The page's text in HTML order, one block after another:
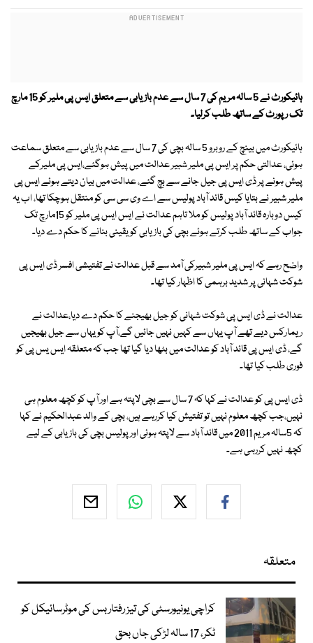
ہائیکورٹ نے 5 سالہ مریم کی 7 سال سے عدم بازیابی سے متعلق ایس پی ملیر کو 15 مارچ
تک رپورٹ کے ساتھ طلب کرلیا۔
ہائیکورٹ میں بینچ کے روبرو 5 سالہ بچی کی 7 سال سے عدم بازیابی سے متعلق سماعت
ہوئی، عدالتی حکم پر ایس پی ملیر شبیر عدالت میں پیش ہوگئے،ایس پی ملیرکے
پیش ہونے پر ڈی ایس پی جیل جانے سے بچ گئے، عدالت میں بیان دیتے ہوئے ایس پی
ملیر شبیر نے بتایا کیس قائد آباد پولیس سے اے وی سی سی کو منتقل ہوچکا تھا، اب یہ
کیس دوبارہ قائد آباد پولیس کو ملا تاہم عدالت نے ایس ایس پی ملیر کو 15مارچ تک
جواب کے ساتھ طلب کرتے ہوئے بچی کی بازیابی کو یقینی بنانے کا حکم دے دیا۔
واضح رہے کہ ایس پی ملیر شبیرکی آمد سے قبل عدالت نے تفتیشی افسر ڈی ایس پی
شوکت شہانی پر شدید برہمی کا اظہار کیا تھا۔
عدالت نے ڈی ایس پی شوکت شہانی کو جیل بھیجنے کا حکم دے دیا،عدالت نے
ریمارکس دیے تھے آپ یہاں سے کہیں نہیں جائیں گے،آپ کو یہاں سے جیل بھیجیں
گے، ڈی ایس پی قائد آباد کو عدالت میں بٹھا دیا گیا تھا جب کہ متعلقہ ایس یس پی کو
فوری طلب کیا تھا۔
ڈی ایس پی کو عدالت نے کہا کہ 7 سال سے بچی لاپتہ ہے اور آپ کو کچھ معلوم ہی
نہیں،جب کچھ معلوم نہیں تو تفتیش کیا کررہے ہیں، بچی کے والد عبدالحکیم نے کہا
کہ 5سالہ مریم 2011 میں قائد آباد سے لاپتہ ہوئی اور پولیس بچی کی بازیابی کے لیے
کچھ نہیں کررہی ہے۔
متعلقہ
کراچی یونیورسٹی کی تیز رفتار بس کی موٹرسائیکل کو
ٹکر، 17 سالہ لڑکی جاں بحق